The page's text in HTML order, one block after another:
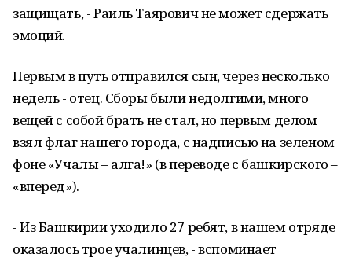
защищать, - Раиль Таярович не может сдержать
эмоций.
Первым в путь отправился сын, через несколько
недель - отец. Сборы были недолгими, много
вещей с собой брать не стал, но первым делом
взял флаг нашего города, с надписью на зеленом
фоне «Учалы – алга!» (в переводе с башкирского –
«вперед»).
- Из Башкирии уходило 27 ребят, в нашем отряде
оказалось трое учалинцев, - вспоминает